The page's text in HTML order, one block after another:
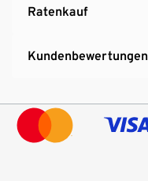
Ratenkauf
Kundenbewertungen